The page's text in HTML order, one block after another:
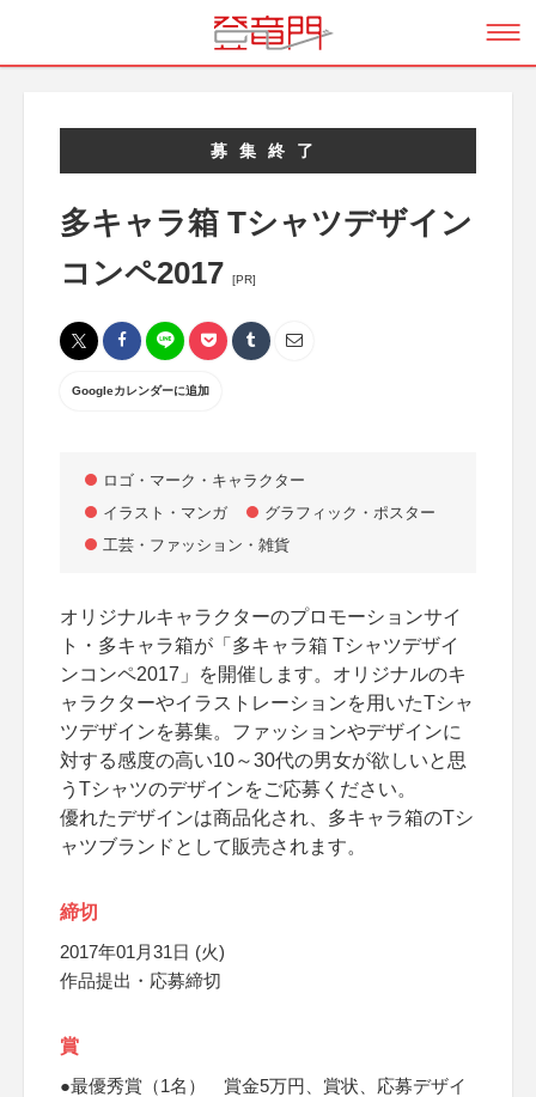
募集終了
多キャラ箱 Tシャツデザイン
コンペ2017
[PR]
Googleカレンダーに追加
ロゴ・マーク・キャラクター
イラスト・マンガ
グラフィック・ポスター
工芸・ファッション・雑貨
オリジナルキャラクターのプロモーションサイ
ト・多キャラ箱が「多キャラ箱 Tシャツデザイ
ンコンペ2017」を開催します。オリジナルのキ
ャラクターやイラストレーションを用いたTシャ
ツデザインを募集。ファッションやデザインに
対する感度の高い10～30代の男女が欲しいと思
うTシャツのデザインをご応募ください。
優れたデザインは商品化され、多キャラ箱のTシ
ャツブランドとして販売されます。
締切
2017年01月31日 (火)
作品提出・応募締切
賞
●最優秀賞（1名） 賞金5万円、賞状、応募デザイ